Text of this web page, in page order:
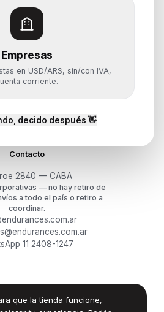
Empresas
en USD/ARS, sin/con IVA,
corriente.
decido después 👋
que la tienda funcione,
Almacenamiento
y Pantallas
Ayuda
Mis pedidos
querés comprar?
Contacto
2840 — CABA
— no hay retiro de
a todo el país o retiro a
coordinar.
11 2408-1247
SA · CUIT 30-71861942-0